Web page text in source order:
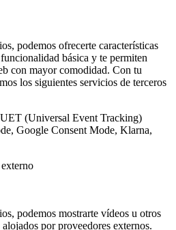
podemos ofrecerte características
básica y te permiten
con mayor comodidad. Con tu
los siguientes servicios de terceros
(Universal Event Tracking)
Google Consent Mode, Klarna,
podemos mostrarte vídeos u otros
por proveedores externos.